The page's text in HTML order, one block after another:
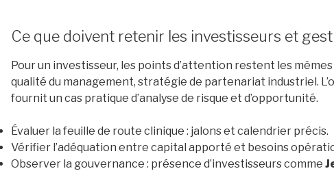
Ce que doivent retenir les investisseurs et
Pour un investisseur, les points d’attention restent les
qualité du management, stratégie de partenariat industriel.
fournit un cas pratique d’analyse de risque et d’opportunité.
Évaluer la feuille de route clinique : jalons et calendrier précis.
Vérifier l’adéquation entre capital apporté et besoins
Observer la gouvernance : présence d’investisseurs comme